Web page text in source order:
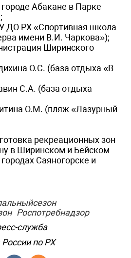
Абакане в Парке
ДО РХ «Спортивная школа
имени В.И. Чаркова»);
Ширинского
О.С. (база отдыха «В
С.А. (база отдыха
О.М. (пляж «Лазурный
рекреационных зон
в Ширинском и Бейском
Саяногорске и
Роспотребнадзор
служба
по РХ